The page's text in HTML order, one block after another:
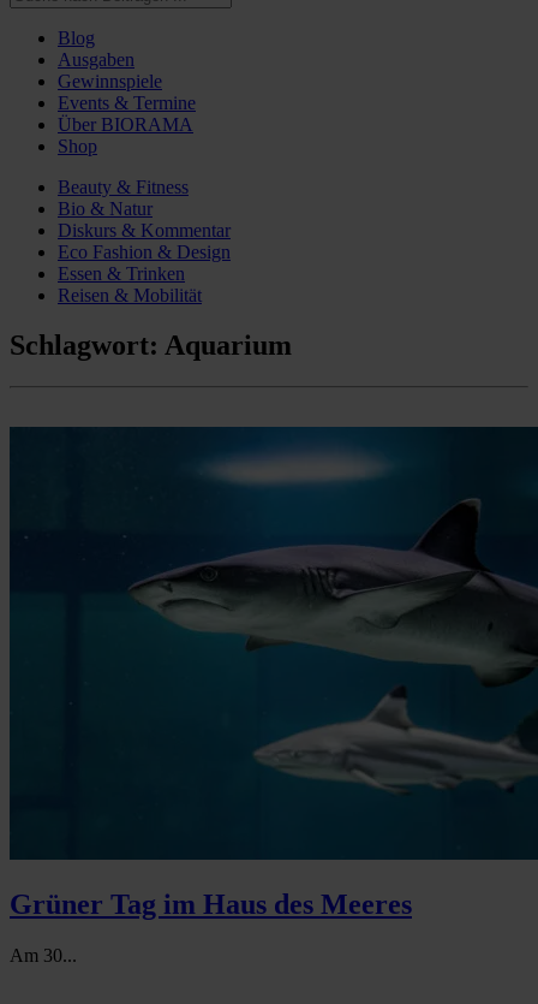
Blog
Ausgaben
Gewinnspiele
Events & Termine
Über BIORAMA
Shop
Beauty & Fitness
Bio & Natur
Diskurs & Kommentar
Eco Fashion & Design
Essen & Trinken
Reisen & Mobilität
Schlagwort: Aquarium
Grüner Tag im Haus des Meeres
Am 30...